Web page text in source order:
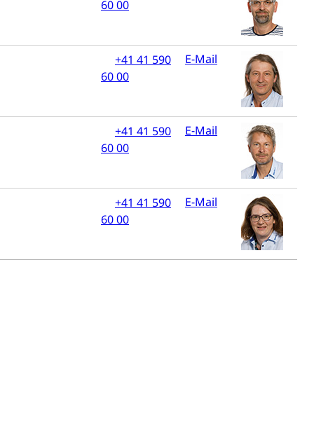
60 00
+41 41 590
60 00
E-Mail
+41 41 590
60 00
E-Mail
+41 41 590
60 00
E-Mail
im Kanton Luzern
(GEO-Portal rawi) Boden
Windenergie, Wasserkraft, Sonnenenergie,